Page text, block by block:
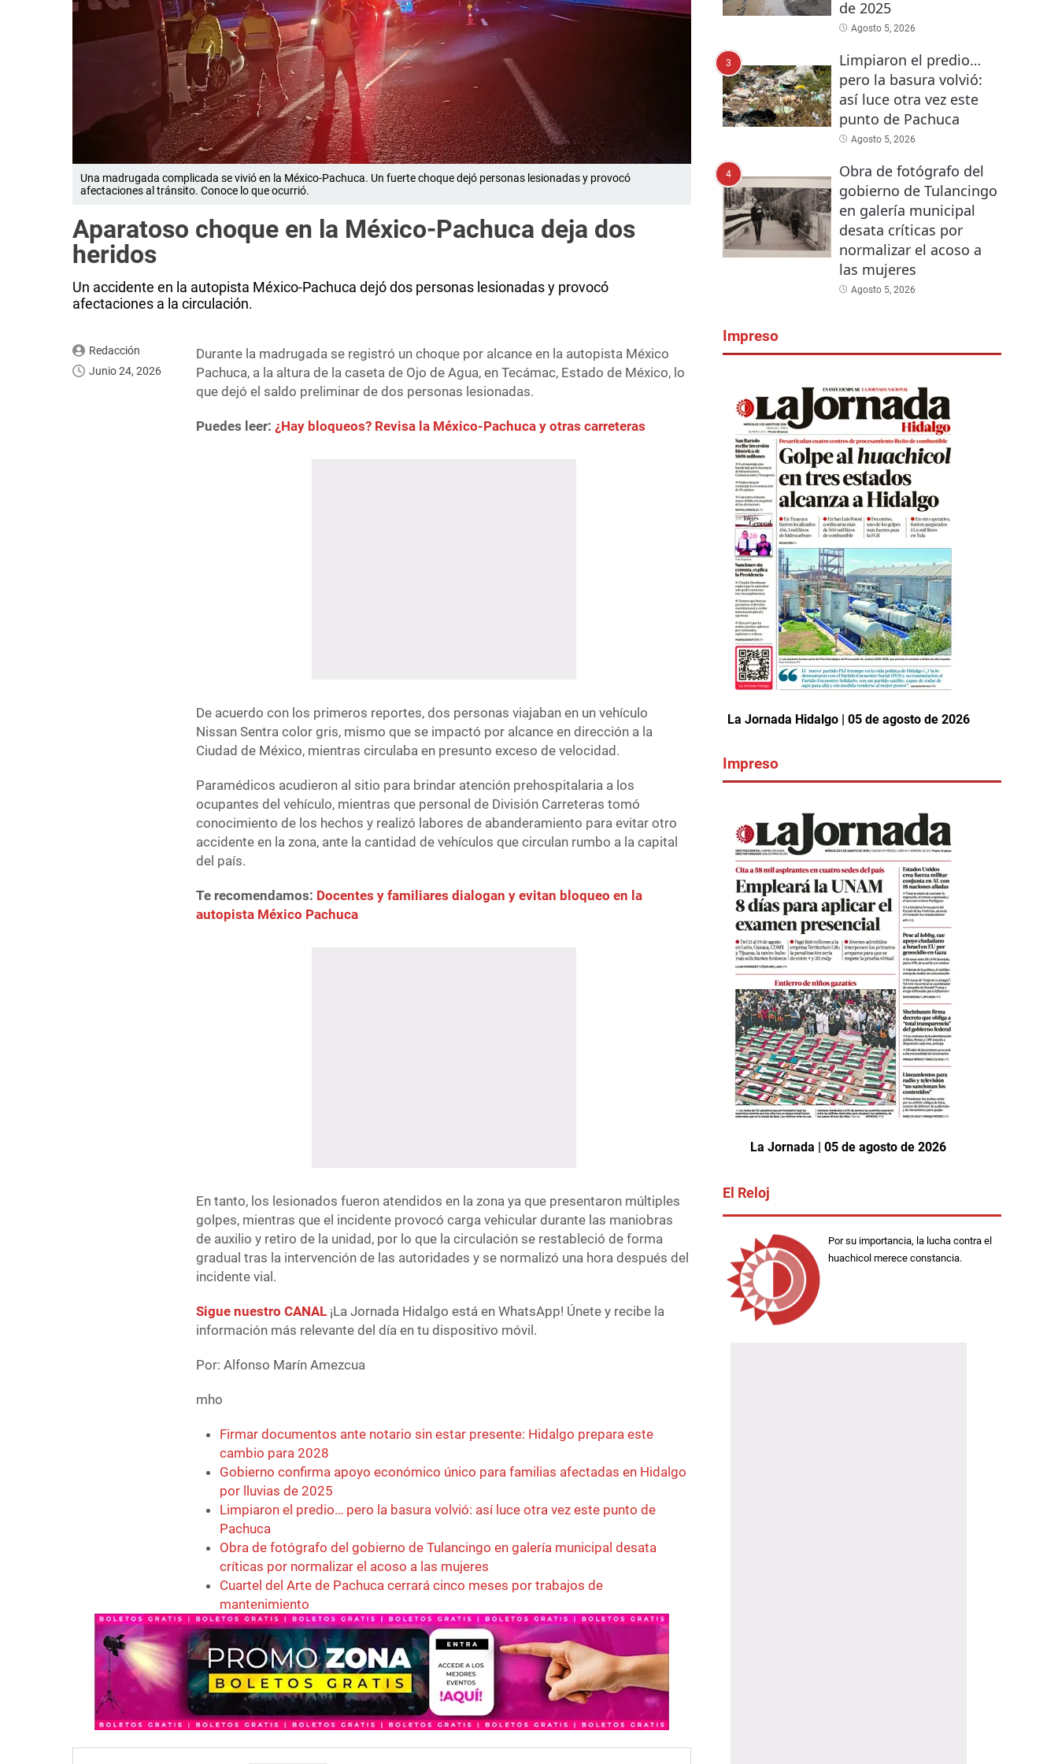
Una madrugada complicada se vivió en la México-Pachuca. Un fuerte choque dejó personas lesionadas y provocó
afectaciones al tránsito. Conoce lo que ocurrió.
Aparatoso choque en la México-Pachuca deja dos
heridos
Un accidente en la autopista México-Pachuca dejó dos personas lesionadas y provocó
afectaciones a la circulación.
Redacción
Junio 24, 2026
Durante la madrugada se registró un choque por alcance en la autopista México
Pachuca, a la altura de la caseta de Ojo de Agua, en Tecámac, Estado de México, lo
que dejó el saldo preliminar de dos personas lesionadas.
Puedes leer:¿Hay bloqueos? Revisa la México-Pachuca y otras carreteras
De acuerdo con los primeros reportes, dos personas viajaban en un vehículo
Nissan Sentra color gris, mismo que se impactó por alcance en dirección a la
Ciudad de México, mientras circulaba en presunto exceso de velocidad.
Paramédicos acudieron al sitio para brindar atención prehospitalaria a los
ocupantes del vehículo, mientras que personal de División Carreteras tomó
conocimiento de los hechos y realizó labores de abanderamiento para evitar otro
accidente en la zona, ante la cantidad de vehículos que circulan rumbo a la capital
del país.
Te recomendamos: Docentes y familiares dialogan y evitan bloqueo en la
autopista México Pachuca
En tanto, los lesionados fueron atendidos en la zona ya que presentaron múltiples
golpes, mientras que el incidente provocó carga vehicular durante las maniobras
de auxilio y retiro de la unidad, por lo que la circulación se restableció de forma
gradual tras la intervención de las autoridades y se normalizó una hora después del
incidente vial.
Sigue nuestro CANAL ¡La Jornada Hidalgo está en WhatsApp! Únete y recibe la
información más relevante del día en tu dispositivo móvil.
Por: Alfonso Marín Amezcua
mho
Firmar documentos ante notario sin estar presente: Hidalgo prepara este
cambio para 2028
Gobierno confirma apoyo económico único para familias afectadas en Hidalgo
por lluvias de 2025
Limpiaron el predio… pero la basura volvió: así luce otra vez este punto de
Pachuca
Obra de fotógrafo del gobierno de Tulancingo en galería municipal desata
críticas por normalizar el acoso a las mujeres
Cuartel del Arte de Pachuca cerrará cinco meses por trabajos de
mantenimiento
de 2025
Agosto 5, 2026
3
Limpiaron el predio…
pero la basura volvió:
así luce otra vez este
punto de Pachuca
Agosto 5, 2026
4
Obra de fotógrafo del
gobierno de Tulancingo
en galería municipal
desata críticas por
normalizar el acoso a
las mujeres
Agosto 5, 2026
Impreso
La Jornada Hidalgo | 05 de agosto de 2026
Impreso
La Jornada | 05 de agosto de 2026
El Reloj
Por su importancia, la lucha contra el
huachicol merece constancia.